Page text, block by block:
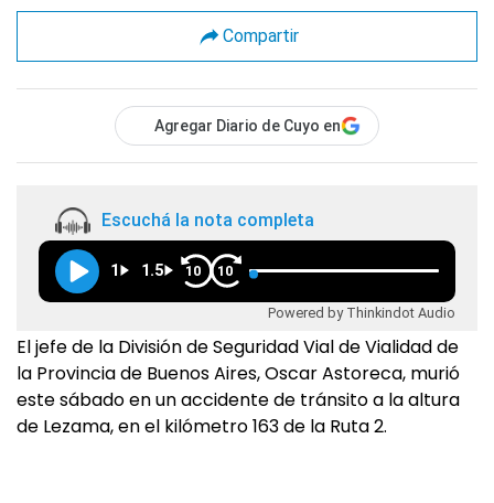
Compartir
Agregar Diario de Cuyo en
Escuchá la nota completa
1 1.5 10 10
Powered by Thinkindot Audio
El jefe de la División de Seguridad Vial de Vialidad de
la Provincia de Buenos Aires, Oscar Astoreca, murió
este sábado en un accidente de tránsito a la altura
de Lezama, en el kilómetro 163 de la Ruta 2.